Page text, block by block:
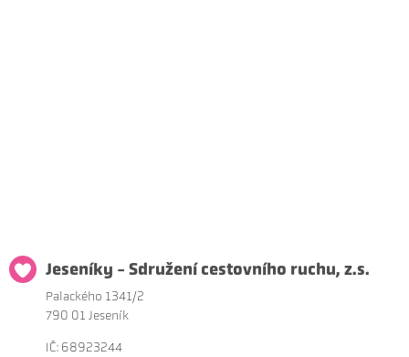
Jeseníky - Sdružení cestovního ruchu, z.s.
Palackého 1341/2
790 01 Jeseník
IČ: 68923244